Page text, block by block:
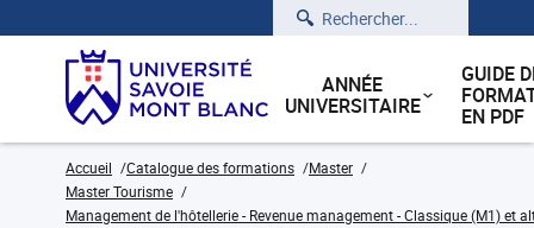
Rechercher
ANNÉE
UNIVERSITAIRE
GUIDE
EN PDF
Accueil Catalogue des formations
Master
Master Tourisme
Management de l'hôtellerie - Revenue management - Classique (M1) et